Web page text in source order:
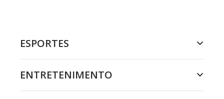
ESPORTES
ENTRETENIMENTO